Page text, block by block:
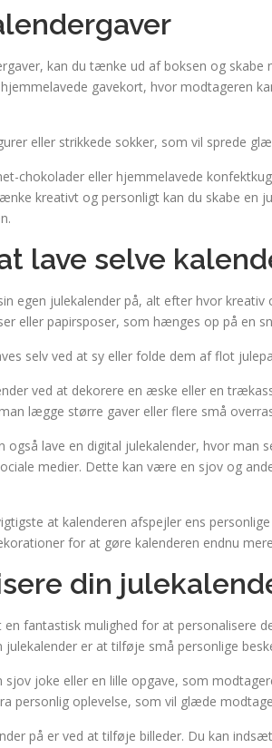
kan du tænke ud af boksen og skabe
gavekort, hvor modtageren
eller strikkede sokker, som vil sprede
chokolader eller hjemmelavede
kreativt og personligt kan du skabe en
lave selve
egen julekalender på, alt efter hvor
eller papirsposer, som hænges op på en
selv ved at sy eller folde dem af flot
ved at dekorere en æske eller en
lægge større gaver eller flere små
lave en digital julekalender, hvor man
medier. Dette kan være en sjov og
at kalenderen afspejler ens
for at gøre kalenderen endnu
din
fantastisk mulighed for at personalisere
er at tilføje små personlige
sjov joke eller en lille opgave, som
personlig oplevelse, som vil glæde
på er ved at tilføje billeder. Du kan